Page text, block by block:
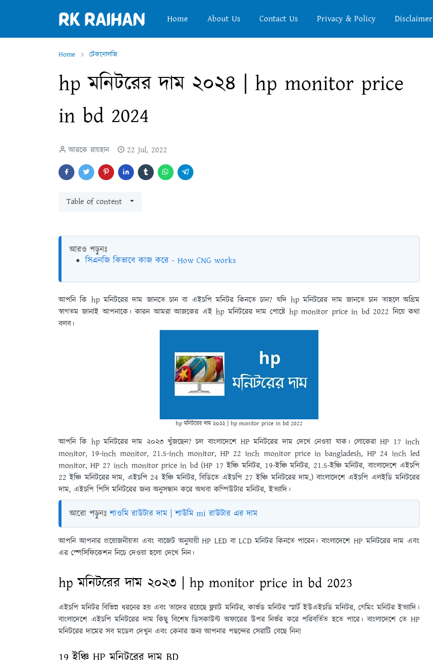
Home About Us Contact Us Privacy & Policy Disclaimer
Home টেকনোলজি
hp মনিটরের দাম ২০২৪ | hp monitor price
in bd 2024
আরকে রায়হান 22 Jul, 2022
Table of content
আরও পড়ুনঃ
সিএনজি কিভাবে কাজ করে - How CNG works
আপনি কি hp মনিটরের দাম জানতে চান বা এইচপি মনিটর কিনতে চান? যদি hp মনিটরের দাম জানতে চান তাহলে অগ্রিম
স্বাগতম জানাই আপনাকে। কারন আমরা আজকের এই hp মনিটরের দাম পোষ্টে hp monitor price in bd 2022 নিয়ে কথা
বলব।
hp মনিটরের দাম ২০২২ | hp monitor price in bd 2022
আপনি কি hp মনিটরের দাম ২০২৩ খুঁজছেন? চল বাংলাদেশে HP মনিটরের দাম দেখে নেওয়া যাক। লোকেরা HP 17 inch
monitor, 19-inch monitor, 21.5-inch monitor, HP 22 inch monitor price in bangladesh, HP 24 inch led
monitor, HP 27 inch monitor price in bd (HP 17 ইঞ্চি মনিটর, 19-ইঞ্চি মনিটর, 21.5-ইঞ্চি মনিটর, বাংলাদেশে এইচপি
22 ইঞ্চি মনিটরের দাম, এইচপি 24 ইঞ্চি মনিটর, বিডিতে এইচপি 27 ইঞ্চি মনিটরের দাম,) বাংলাদেশে এইচপি এলইডি মনিটরের
দাম, এইচপি পিসি মনিটরের জন্য অনুসন্ধান করে অথবা কম্পিউটার মনিটর, ইত্যাদি।
আরো পড়ুনঃশাওমি রাউটার দাম | শাউমি mi রাউটার এর দাম
আপনি আপনার প্রয়োজনীয়তা এবং বাজেট অনুযায়ী HP LED বা LCD মনিটর কিনতে পারেন। বাংলাদেশে HP মনিটরের দাম এবং
এর স্পেসিফিকেশন নিচে দেওয়া হলো দেখে নিন।
hp মনিটরের দাম ২০২৩ | hp monitor price in bd 2023
এইচপি মনিটর বিভিন্ন ধরনের হয় এবং তাদের রয়েছে ফ্ল্যাট মনিটর, কার্ভড মনিটর স্মার্ট ইউএইচডি মনিটর, গেমিং মনিটর ইত্যাদি।
বাংলাদেশে এইচপি মনিটরের দাম কিছু বিশেষ ডিসকাউন্ট অফারের উপর নির্ভর করে পরিবর্তিত হতে পারে। বাংলাদেশে তে HP
মনিটরের দামের সব মডেল দেখুন এবং কেনার জন্য আপনার পছন্দের সেরাটি বেছে নিন!